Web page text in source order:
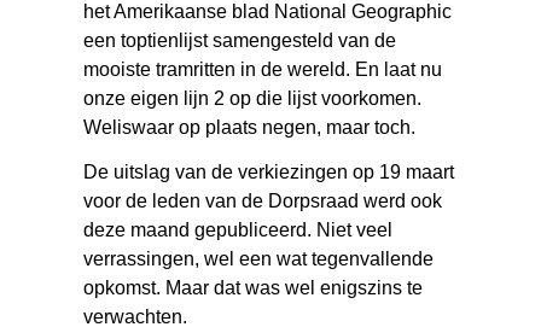
het Amerikaanse blad National Geographic
een toptienlijst samengesteld van de
mooiste tramritten in de wereld. En laat nu
onze eigen lijn 2 op die lijst voorkomen.
Weliswaar op plaats negen, maar toch.
De uitslag van de verkiezingen op 19 maart
voor de leden van de Dorpsraad werd ook
deze maand gepubliceerd. Niet veel
verrassingen, wel een wat tegenvallende
opkomst. Maar dat was wel enigszins te
verwachten.